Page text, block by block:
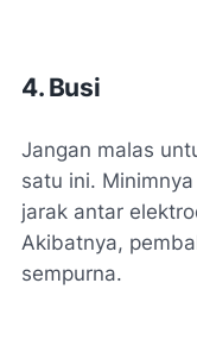
4. Busi
Jangan malas
satu ini.
jarak antar
Akibatnya,
sempurna.